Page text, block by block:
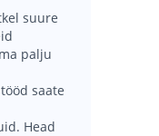
suure
palju
saate
Head